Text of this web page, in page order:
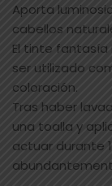
Aporta
cabellos
El tinte fantasía
ser utilizado
coloración.
Tras haber
una toalla y
actuar durante